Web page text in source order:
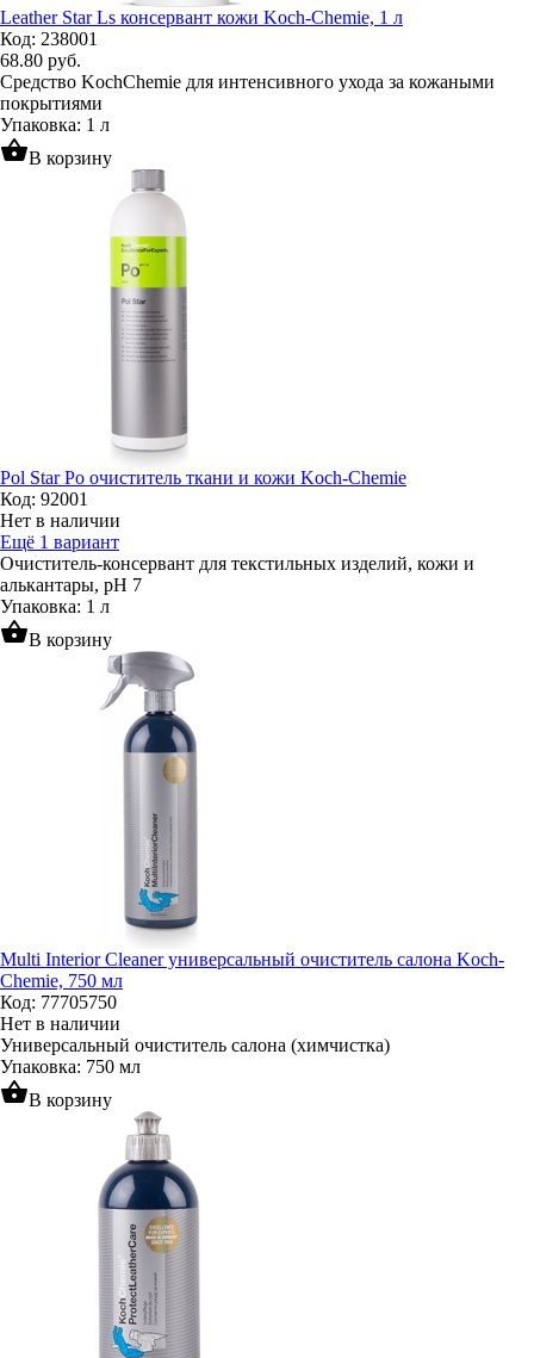
Leather Star Ls консервант кожи Koch-Chemie, 1 л
Код: 238001
68.80 руб.
Средство KochChemie для интенсивного ухода за кожаными
покрытиями
Упаковка: 1 л
shopping_basketВ корзину
Pol Star Po очиститель ткани и кожи Koch-Chemie
Код: 92001
Нет в наличии
Ещё 1 вариант
Очиститель-консервант для текстильных изделий, кожи и
алькантары, pH 7
Упаковка: 1 л
shopping_basketВ корзину
Multi Interior Cleaner универсальный очиститель салона Koch-
Chemie, 750 мл
Код: 77705750
Нет в наличии
Универсальный очиститель салона (химчистка)
Упаковка: 750 мл
shopping_basketВ корзину